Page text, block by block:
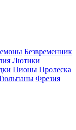
Безвременник
Лютики
Пионы Пролеска
Фрезия